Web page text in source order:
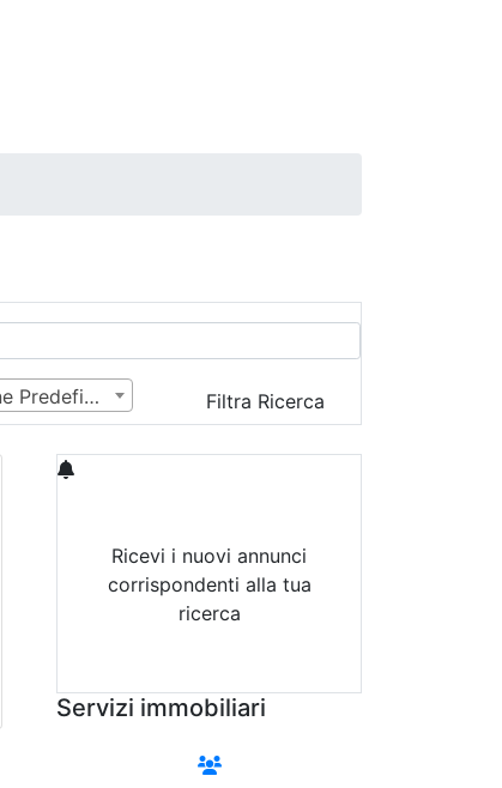
Ordine Predefinito Filtra Ricerca
Ricevi i nuovi annunci
corrispondenti alla tua
ricerca
Servizi immobiliari